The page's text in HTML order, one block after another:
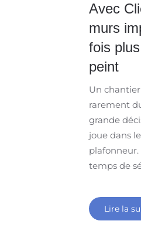
Avec
murs
fois
peint
Un
rarement
grande
joue dans
plafonneur.
temps de
Lire la